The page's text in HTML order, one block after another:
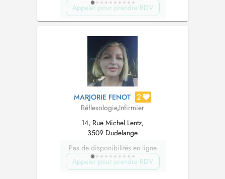
Appeler pour prendre RDV
MARJORIE FENOT 2
Réflexologie,Infirmier
14, Rue Michel Lentz,
3509 Dudelange
Pas de disponibilités en ligne
Appeler pour prendre RDV